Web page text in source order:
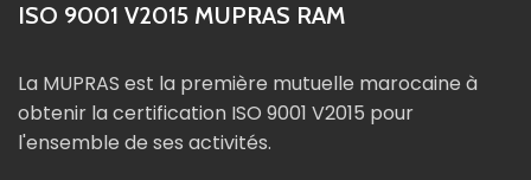
ISO 9001 V2015 MUPRAS RAM
La MUPRAS est la première mutuelle marocaine à
obtenir la certification ISO 9001 V2015 pour
l'ensemble de ses activités.